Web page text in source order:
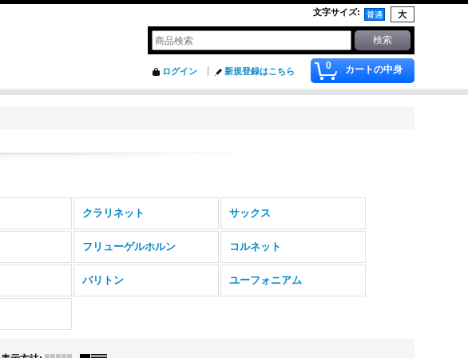
文字サイズ:
0 カートの中身
ログイン 新規登録はこちら
クラリネット サックス
フリューゲルホルン コルネット
バリトン ユーフォニアム